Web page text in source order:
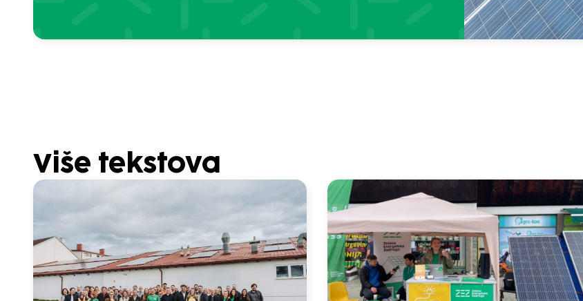
Više tekstova